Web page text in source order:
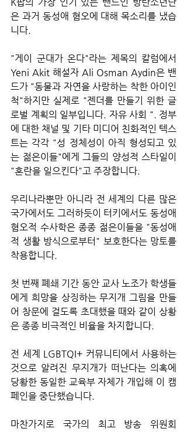
은 과거 동성애 혐오에 대해 목소리를 냈습
니다.
"게이 군대가 온다"라는 제목의 칼럼에서
Yeni Akit 해설자 Ali Osman Aydin은 밴
드가 "동물과 자연을 사랑하는 착한 아이인
척"하지만 실제로 "젠더를 만들기 위한 글
로벌 계획의 일부입니다. 자유 사회 ". 정부
에 대한 채널 및 기타 미디어 친화적인 텍스
트는 각각 "성 정체성이 아직 형성되고 있
는 젊은이들"에게 그들의 양성적 스타일이
"혼란을 일으킨다"고 주장합니다.
우리나라뿐만 아니라 전 세계의 다른 많은
국가에서도 그러하듯이 터키에서도 동성애
혐오적 수사학은 종종 젊은이들을 "동성애
적 생활 방식으로부터" 보호한다는 망토를
착용합니다.
첫 번째 폐쇄 기간 동안 교사 노조가 학생들
에게 희망을 상징하는 무지개 그림을 만들
어 창문에 걸도록 초대했을 때와 같이 상황
은 종종 비극적인 비율을 차지합니다.
전 세계 LGBTQI+ 커뮤니티에서 사용하는
것으로 알려진 무지개가 떠난다는 의혹에
당황한 동일한 교육부 자체가 개입해 이 캠
페인을 중단했습니다.
마찬가지로 국가의 최고 방송 위원회